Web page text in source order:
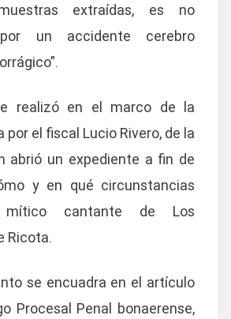
extraídas, es no
un accidente cerebro
.
realizó en el marco de la
por el fiscal Lucio Rivero, de la
abrió un expediente a fin de
y en qué circunstancias
cantante de Los
Ricota.
se encuadra en el artículo
Procesal Penal bonaerense,